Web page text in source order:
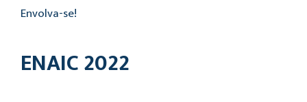
Envolva-se!
ENAIC 2022